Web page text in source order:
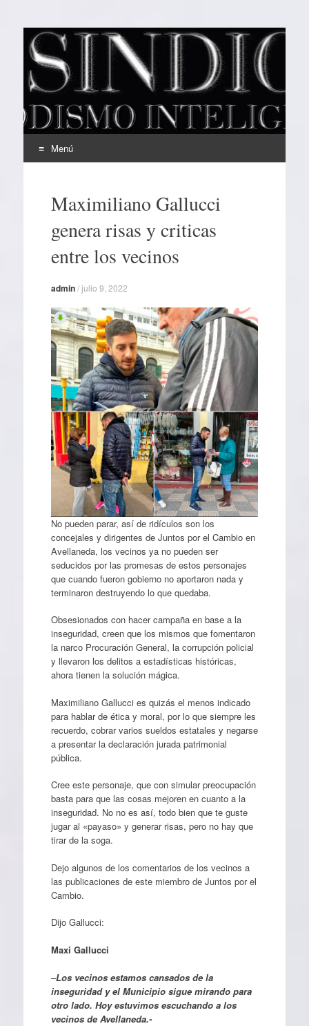
EL SINDICAL
Periodismo Inteligente
Menú
contenidoMaximiliano Gallucci
genera risas y criticas
entre los vecinos
admin/julio 9, 2022
No pueden parar, así de ridículos son los
concejales y dirigentes de Juntos por el Cambio en
Avellaneda, los vecinos ya no pueden ser
seducidos por las promesas de estos personajes
que cuando fueron gobierno no aportaron nada y
terminaron destruyendo lo que quedaba.
Obsesionados con hacer campaña en base a la
inseguridad, creen que los mismos que fomentaron
la narco Procuración General, la corrupción policial
y llevaron los delitos a estadísticas históricas,
ahora tienen la solución mágica.
Maximiliano Gallucci es quizás el menos indicado
para hablar de ética y moral, por lo que siempre les
recuerdo, cobrar varios sueldos estatales y negarse
a presentar la declaración jurada patrimonial
pública.
Cree este personaje, que con simular preocupación
basta para que las cosas mejoren en cuanto a la
inseguridad. No no es así, todo bien que te guste
jugar al «payaso» y generar risas, pero no hay que
tirar de la soga.
Dejo algunos de los comentarios de los vecinos a
las publicaciones de este miembro de Juntos por el
Cambio.
Dijo Gallucci:
Maxi Gallucci
–Los vecinos estamos cansados de la
inseguridad y el Municipio sigue mirando para
otro lado. Hoy estuvimos escuchando a los
vecinos de Avellaneda.-